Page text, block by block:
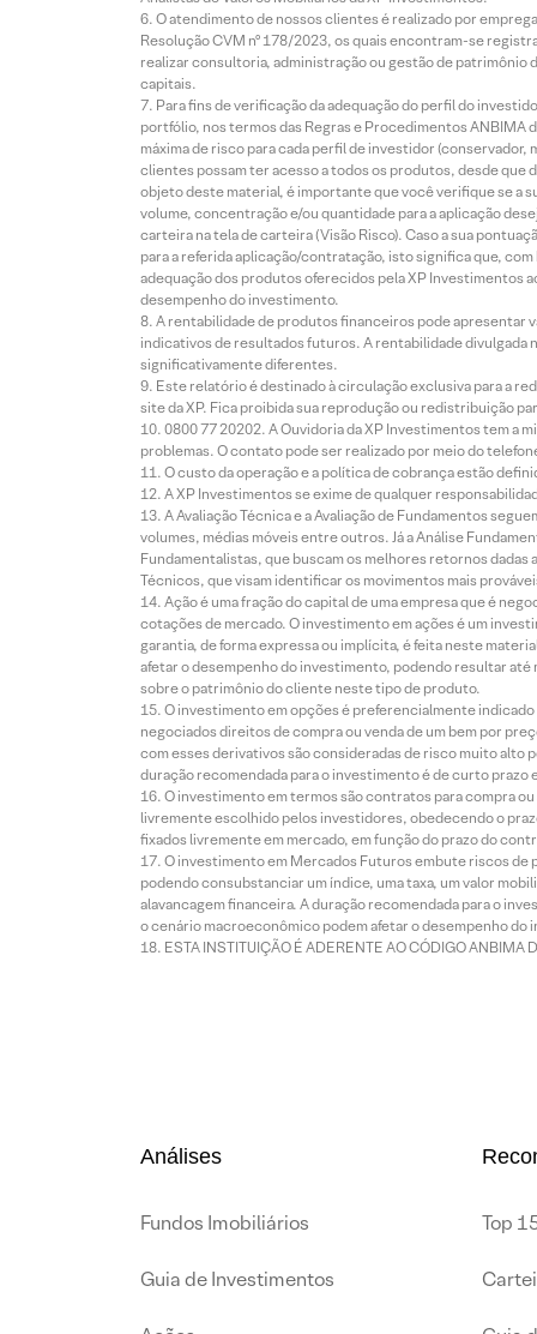
O atendimento de nossos clientes é realizado por
Resolução CVM nº 178/2023, os quais encontram-se
realizar consultoria, administração ou gestão de patrimônio
capitais.
Para fins de verificação da adequação do perfil do
portfólio, nos termos das Regras e Procedimentos
máxima de risco para cada perfil de investidor
clientes possam ter acesso a todos os produtos, desde que
objeto deste material, é importante que você verifique se a
volume, concentração e/ou quantidade para a aplicação
carteira na tela de carteira (Visão Risco). Caso a sua
para a referida aplicação/contratação, isto significa que,
adequação dos produtos oferecidos pela XP Investimentos
desempenho do investimento.
A rentabilidade de produtos financeiros pode apresentar
indicativos de resultados futuros. A rentabilidade divulgada
significativamente diferentes.
Este relatório é destinado à circulação exclusiva para a
site da XP. Fica proibida sua reprodução ou redistribuição
0800 77 20202. A Ouvidoria da XP Investimentos tem a
problemas. O contato pode ser realizado por meio do
O custo da operação e a política de cobrança estão
A XP Investimentos se exime de qualquer
A Avaliação Técnica e a Avaliação de Fundamentos
volumes, médias móveis entre outros. Já a Análise
Fundamentalistas, que buscam os melhores retornos
Técnicos, que visam identificar os movimentos mais
Ação é uma fração do capital de uma empresa que é
cotações de mercado. O investimento em ações é um
garantia, de forma expressa ou implícita, é feita neste
afetar o desempenho do investimento, podendo resultar
sobre o patrimônio do cliente neste tipo de produto.
O investimento em opções é preferencialmente
negociados direitos de compra ou venda de um bem por
com esses derivativos são consideradas de risco muito alto
duração recomendada para o investimento é de curto
O investimento em termos são contratos para compra
livremente escolhido pelos investidores, obedecendo o
fixados livremente em mercado, em função do prazo do
O investimento em Mercados Futuros embute riscos
podendo consubstanciar um índice, uma taxa, um valor
alavancagem financeira. A duração recomendada para o
o cenário macroeconômico podem afetar o desempenho do
ESTA INSTITUIÇÃO É ADERENTE AO CÓDIGO ANBIMA
Análises
Fundos Imobiliários
Guia de Investimentos
Top